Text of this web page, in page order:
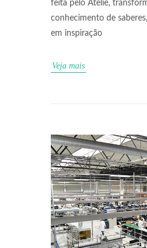
feita pelo Ateliê,
conhecimento de
em inspiração
Veja mais